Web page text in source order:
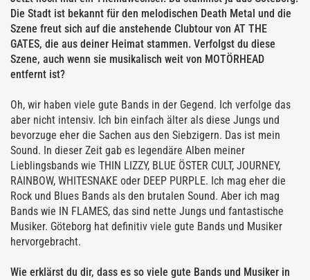
Die Stadt ist bekannt für den melodischen Death Metal und die
Szene freut sich auf die anstehende Clubtour von AT THE
GATES, die aus deiner Heimat stammen. Verfolgst du diese
Szene, auch wenn sie musikalisch weit von MOTÖRHEAD
entfernt ist?
Oh, wir haben viele gute Bands in der Gegend. Ich verfolge das
aber nicht intensiv. Ich bin einfach älter als diese Jungs und
bevorzuge eher die Sachen aus den Siebzigern. Das ist mein
Sound. In dieser Zeit gab es legendäre Alben meiner
Lieblingsbands wie THIN LIZZY, BLUE ÖSTER CULT, JOURNEY,
RAINBOW, WHITESNAKE oder DEEP PURPLE. Ich mag eher die
Rock und Blues Bands als den brutalen Sound. Aber ich mag
Bands wie IN FLAMES, das sind nette Jungs und fantastische
Musiker. Göteborg hat definitiv viele gute Bands und Musiker
hervorgebracht.
Wie erklärst du dir, dass es so viele gute Bands und Musiker in